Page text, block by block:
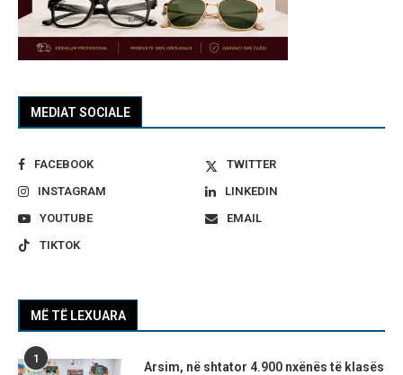
MEDIAT SOCIALE
FACEBOOK
TWITTER
INSTAGRAM
LINKEDIN
YOUTUBE
EMAIL
TIKTOK
MË TË LEXUARA
1
Arsim, në shtator 4.900 nxënës të klasës